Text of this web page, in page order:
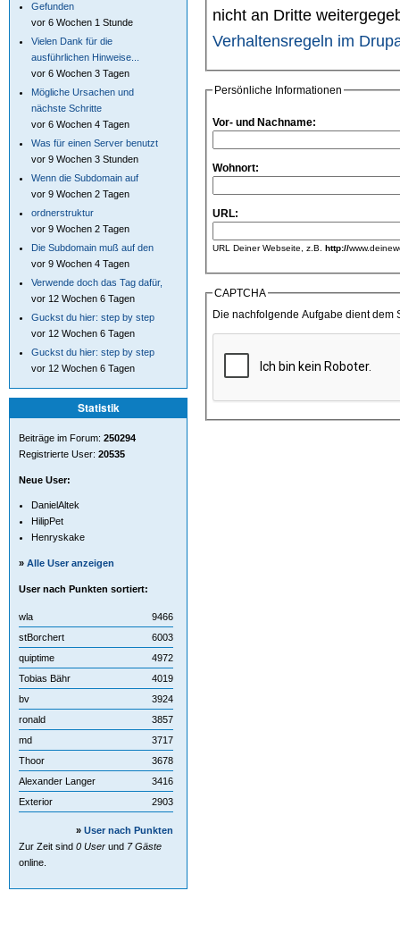
nicht an Dritte
Verhaltensregeln im
Persönliche Informationen
Vor- und Nachname:
Wohnort:
URL:
URL Deiner Webseite, z.B. http://
CAPTCHA
Die nachfolgende Aufgabe dient dem
Gefunden
vor 6 Wochen 1 Stunde
Vielen Dank für die
ausführlichen Hinweise...
vor 6 Wochen 3 Tagen
Mögliche Ursachen und
nächste Schritte
vor 6 Wochen 4 Tagen
Was für einen Server benutzt
vor 9 Wochen 3 Stunden
Wenn die Subdomain auf
vor 9 Wochen 2 Tagen
ordnerstruktur
vor 9 Wochen 2 Tagen
Die Subdomain muß auf den
vor 9 Wochen 4 Tagen
Verwende doch das Tag dafür,
vor 12 Wochen 6 Tagen
Guckst du hier: step by step
vor 12 Wochen 6 Tagen
Guckst du hier: step by step
vor 12 Wochen 6 Tagen
Statistik
Beiträge im Forum: 250294
Registrierte User: 20535
Neue User:
DanielAltek
HilipPet
Henryskake
» Alle User anzeigen
User nach Punkten sortiert:
wla
9466
stBorchert
6003
quiptime
4972
Tobias Bähr
4019
bv
3924
ronald
3857
md
3717
Thoor
3678
Alexander Langer
3416
Exterior
2903
» User nach Punkten
Zur Zeit sind 0 User und 7 Gäste
online.